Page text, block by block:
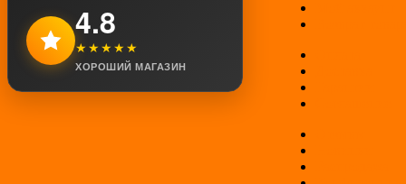
4.8
★★★★★
ХОРОШИЙ МАГАЗИН